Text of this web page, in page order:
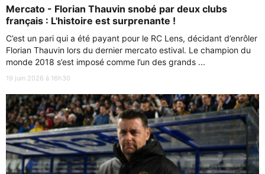
Mercato - Florian Thauvin snobé par deux clubs
français : L'histoire est surprenante !
C’est un pari qui a été payant pour le RC Lens, décidant d’enrôler
Florian Thauvin lors du dernier mercato estival. Le champion du
monde 2018 s’est imposé comme l’un des grands ...
19 juin 2026 à 16h30